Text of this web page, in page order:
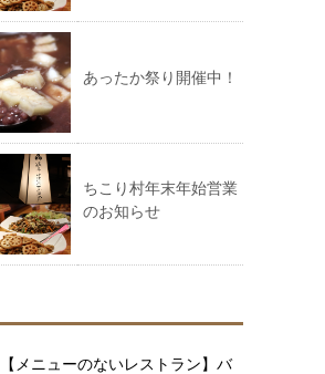
あったか祭り開催中！
ちこり村年末年始営業
のお知らせ
【メニューのないレストラン】バ